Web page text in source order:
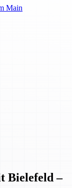
Main
Bielefeld –